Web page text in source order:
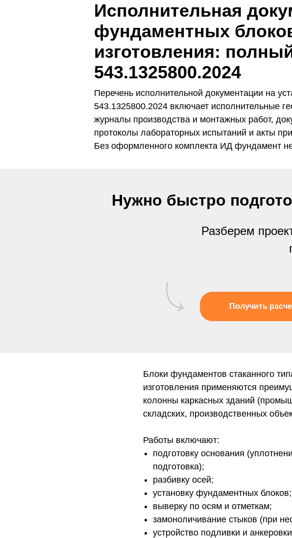
Исполнительная
фундаментных
изготовления:
543.1325800.2024
Перечень исполнительной документации на
543.1325800.2024 включает исполнительные
журналы производства и монтажных работ,
протоколы лабораторных испытаний и акты
Без оформленного комплекта ИД фундамент
Нужно быстро
Разберем
Получить
Блоки фундаментов стаканного
изготовления применяются
колонны каркасных зданий
складских, производственных
Работы включают:
подготовку основания
подготовка);
разбивку осей;
установку фундаментных блоков;
выверку по осям и отметкам;
замоноличивание стыков (при
устройство подливки и